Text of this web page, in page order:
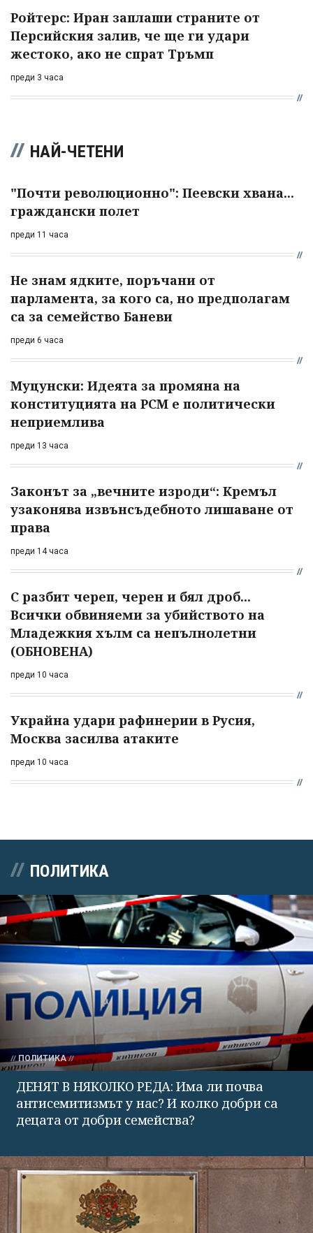
Ройтерс: Иран заплаши страните от
Персийския залив, че ще ги удари
жестоко, ако не спрат Тръмп
преди 3 часа
НАЙ-ЧЕТЕНИ
"Почти революционно": Пеевски хвана...
граждански полет
преди 11 часа
Не знам ядките, поръчани от
парламента, за кого са, но предполагам
са за семейство Баневи
преди 6 часа
Муцунски: Идеята за промяна на
конституцията на РСМ е политически
неприемлива
преди 13 часа
Законът за „вечните изроди“: Кремъл
узаконява извънсъдебното лишаване от
права
преди 14 часа
С разбит череп, черен и бял дроб...
Всички обвиняеми за убийството на
Младежкия хълм са непълнолетни
(ОБНОВЕНА)
преди 10 часа
Украйна удари рафинерии в Русия,
Москва засилва атаките
преди 10 часа
ПОЛИТИКА
ПОЛИТИКА
ДЕНЯТ В НЯКОЛКО РЕДА: Има ли почва
антисемитизмът у нас? И колко добри са
децата от добри семейства?